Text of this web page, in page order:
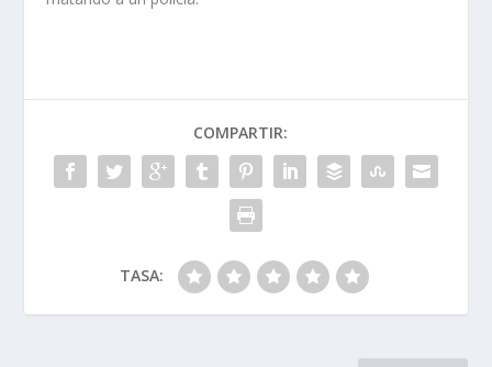
COMPARTIR:
TASA: